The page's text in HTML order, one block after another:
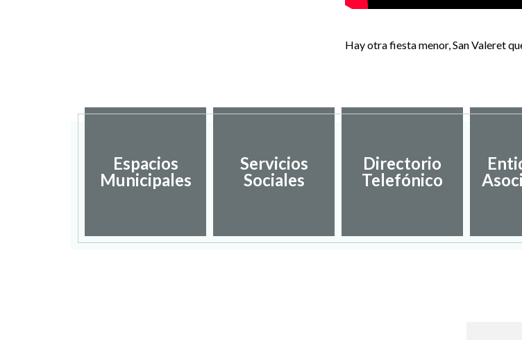
Hay otra fiesta menor, San Valeret
Espacios
Municipales
Servicios
Sociales
Directorio
Telefónico